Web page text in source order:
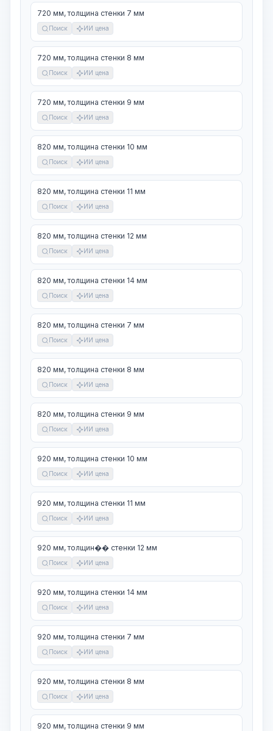
720 мм, толщина стенки 7 мм
Поиск ИИ цена
720 мм, толщина стенки 8 мм
Поиск ИИ цена
720 мм, толщина стенки 9 мм
Поиск ИИ цена
820 мм, толщина стенки 10 мм
Поиск ИИ цена
820 мм, толщина стенки 11 мм
Поиск ИИ цена
820 мм, толщина стенки 12 мм
Поиск ИИ цена
820 мм, толщина стенки 14 мм
Поиск ИИ цена
820 мм, толщина стенки 7 мм
Поиск ИИ цена
820 мм, толщина стенки 8 мм
Поиск ИИ цена
820 мм, толщина стенки 9 мм
Поиск ИИ цена
920 мм, толщина стенки 10 мм
Поиск ИИ цена
920 мм, толщина стенки 11 мм
Поиск ИИ цена
920 мм, толщин�� стенки 12 мм
Поиск ИИ цена
920 мм, толщина стенки 14 мм
Поиск ИИ цена
920 мм, толщина стенки 7 мм
Поиск ИИ цена
920 мм, толщина стенки 8 мм
Поиск ИИ цена
920 мм, толщина стенки 9 мм